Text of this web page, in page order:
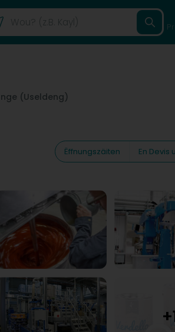
(Useldeng)
Ëffnungszäiten En Devis